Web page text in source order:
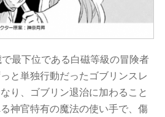
最下位である白磁等級の冒険者
と単独行動だったゴブリンスレ
り、ゴブリン退治に加わること
神官特有の魔法の使い手で、傷